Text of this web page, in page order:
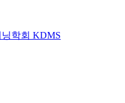
학회 KDMS